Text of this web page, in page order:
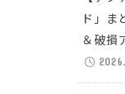
ド」ま
＆破損